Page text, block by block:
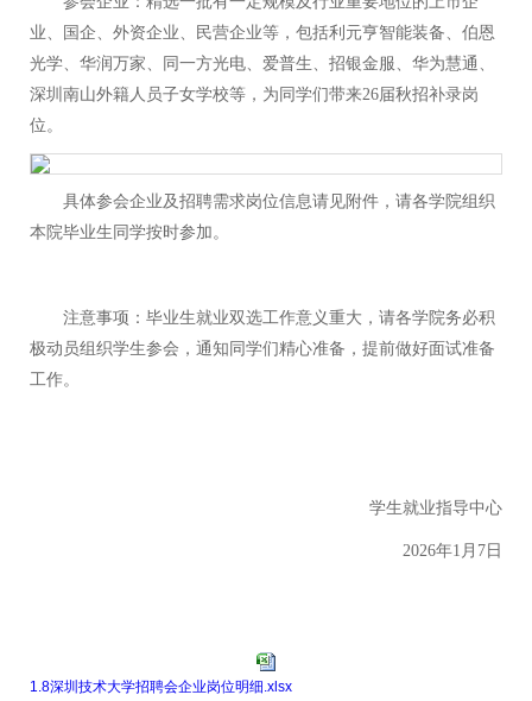
业、国企、外资企业、民营企业等，包括利元亨智能装备、伯恩
光学、华润万家、同一方光电、爱普生、招银金服、华为慧通、
深圳南山外籍人员子女学校等，为同学们带来26届秋招补录岗
位。
具体参会企业及招聘需求岗位信息请见附件，请各学院组织
本院毕业生同学按时参加。
注意事项：毕业生就业双选工作意义重大，请各学院务必积
极动员组织学生参会，通知同学们精心准备，提前做好面试准备
工作。
学生就业指导中心
2026年1月7日
1.8深圳技术大学招聘会企业岗位明细.xlsx